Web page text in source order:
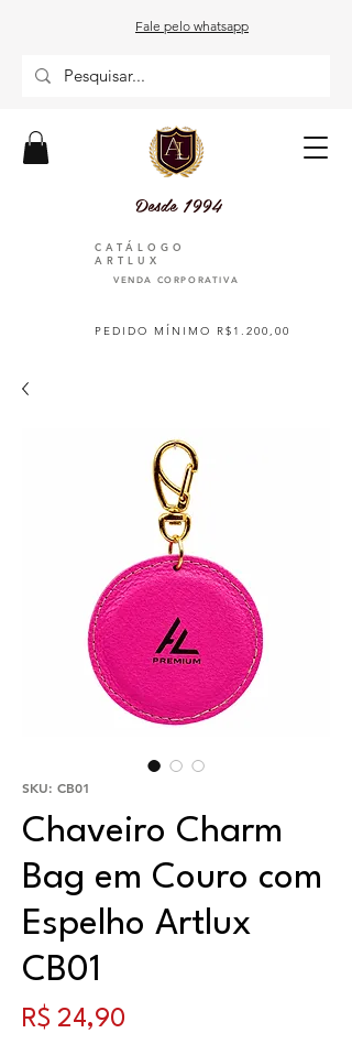
Fale pelo whatsapp
Desde 1994
PEDIDO MÍNIMO R$1.200,00
CATÁLOGO
ARTLUX
VENDA CORPORATIVA
SKU: CB01
Chaveiro Charm
Bag em Couro com
Espelho Artlux
CB01
R$ 24,90